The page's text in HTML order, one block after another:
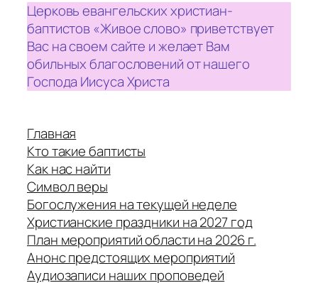
Церковь евангельских христиан-
баптистов «Живое слово» приветствует
Вас на своем сайте и желает Вам
обильных благословений от нашего
Господа Иисуса Христа
Главная
Кто такие баптисты
Как нас найти
Символ веры
Богослужения на текущей неделе
Христианские праздники на 2027 год
План мероприятий области на 2026 г.
Анонс предстоящих мероприятий
Аудиозаписи наших проповедей